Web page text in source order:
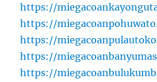
https://
https://
https://
https://
https://